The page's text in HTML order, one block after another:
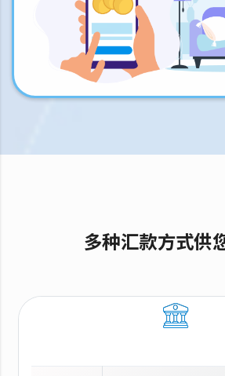
多种汇款方式供